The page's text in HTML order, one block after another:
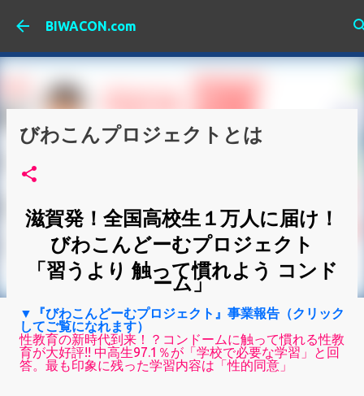
スキップしてメイン コンテンツに移動
BIWACON.com
びわこんプロジェクトとは
滋賀発！全国高校生１万人に届け！
びわこんどーむプロジェクト
「習うより 触って慣れよう コンド
ーム」
▼『びわこんどーむプロジェクト』事業報告（クリック
してご覧になれます）
性教育の新時代到来！？コンドームに触って慣れる性教
育が大好評!! 中高生97.1％が「学校で必要な学習」と回
答。最も印象に残った学習内容は「性的同意」